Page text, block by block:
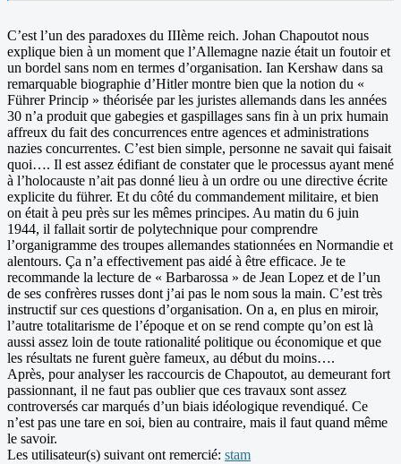
C’est l’un des paradoxes du IIIème reich. Johan Chapoutot nous
explique bien à un moment que l’Allemagne nazie était un foutoir et
un bordel sans nom en termes d’organisation. Ian Kershaw dans sa
remarquable biographie d’Hitler montre bien que la notion du «
Führer Princip » théorisée par les juristes allemands dans les années
30 n’a produit que gabegies et gaspillages sans fin à un prix humain
affreux du fait des concurrences entre agences et administrations
nazies concurrentes. C’est bien simple, personne ne savait qui faisait
quoi…. Il est assez édifiant de constater que le processus ayant mené
à l’holocauste n’ait pas donné lieu à un ordre ou une directive écrite
explicite du führer. Et du côté du commandement militaire, et bien
on était à peu près sur les mêmes principes. Au matin du 6 juin
1944, il fallait sortir de polytechnique pour comprendre
l’organigramme des troupes allemandes stationnées en Normandie et
alentours. Ça n’a effectivement pas aidé à être efficace. Je te
recommande la lecture de « Barbarossa » de Jean Lopez et de l’un
de ses confrères russes dont j’ai pas le nom sous la main. C’est très
instructif sur ces questions d’organisation. On a, en plus en miroir,
l’autre totalitarisme de l’époque et on se rend compte qu’on est là
aussi assez loin de toute rationalité politique ou économique et que
les résultats ne furent guère fameux, au début du moins….
Après, pour analyser les raccourcis de Chapoutot, au demeurant fort
passionnant, il ne faut pas oublier que ces travaux sont assez
controversés car marqués d’un biais idéologique revendiqué. Ce
n’est pas une tare en soi, bien au contraire, mais il faut quand même
le savoir.
Les utilisateur(s) suivant ont remercié: stam